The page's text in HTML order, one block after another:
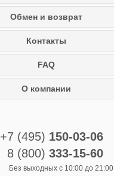
Обмен и возврат
Контакты
FAQ
О компании
+7 (495) 150-03-06
8 (800) 333-15-60
Без выходных с 10:00 до 21:00